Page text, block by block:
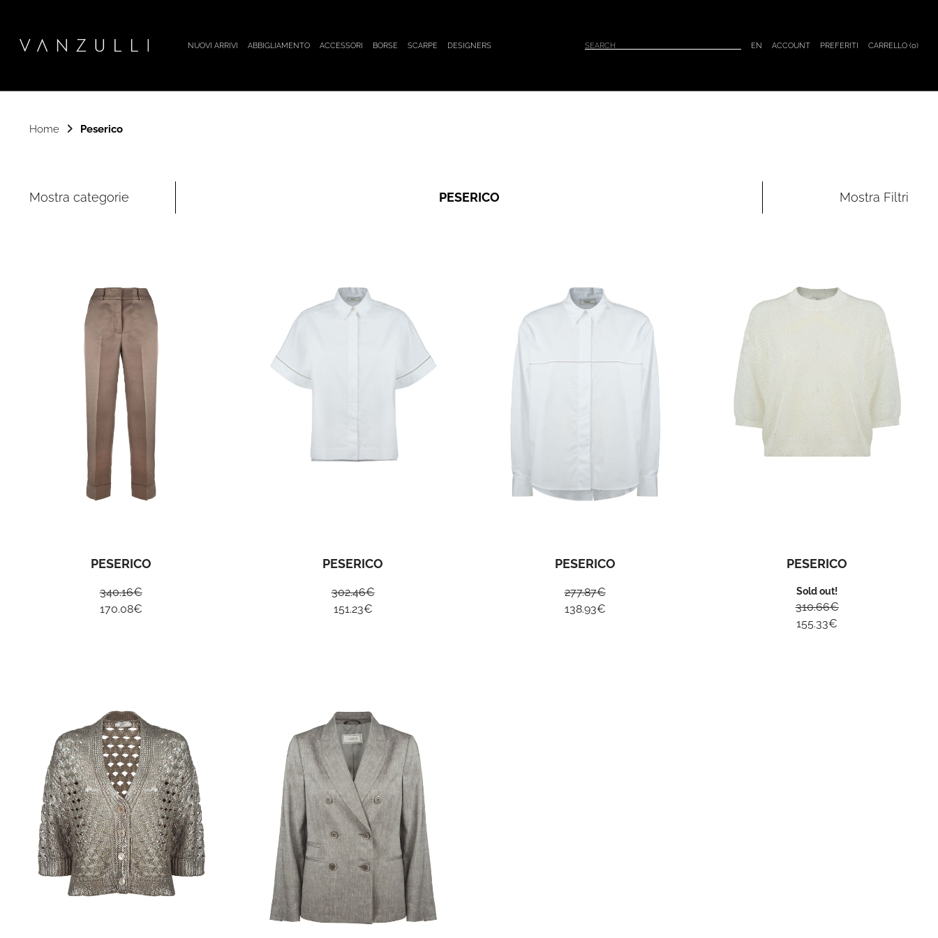
NUOVI ARRIVI ABBIGLIAMENTO ACCESSORI BORSE SCARPE DESIGNERS EN ACCOUNT PREFERITI CARRELLO (0)
Home Peserico
Mostra categorie PESERICO Mostra Filtri
PESERICO
340.16€
170.08€
PESERICO
302.46€
151.23€
PESERICO
277.87€
138.93€
PESERICO
Sold out!
310.66€
155.33€